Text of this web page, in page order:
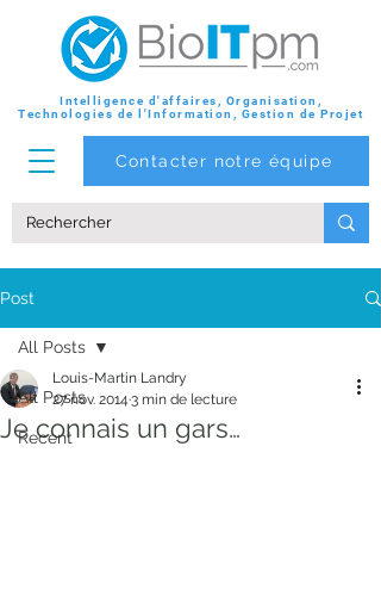
Intelligence d'affaires, Organisation,
Technologies de l'Information, Gestion de Projet
Contacter notre équipe
Post
All Posts
Recent
All Posts
Je connais un gars…
Louis-Martin Landry
27 nov. 2014 3 min de lecture